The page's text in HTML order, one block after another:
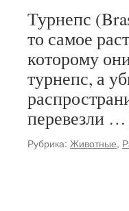
Турнепс
то самое
которому
турнепс, а
перевезли …
Рубрика: Животные,